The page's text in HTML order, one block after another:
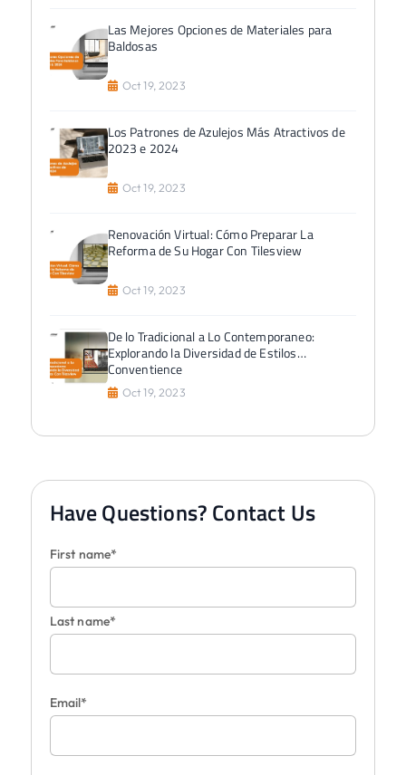
Las Mejores Opciones de Materiales para
Baldosas
Oct 19, 2023
Los Patrones de Azulejos Más Atractivos de
2023 e 2024
Oct 19, 2023
Renovación Virtual: Cómo Preparar La
Reforma de Su Hogar Con Tilesview
Oct 19, 2023
De lo Tradicional a Lo Contemporaneo:
Explorando la Diversidad de Estilos
Conventience
Oct 19, 2023
Have Questions? Contact Us
First name*
Last name*
Email*